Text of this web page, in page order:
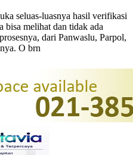
seluas-luasnya hasil verifikasi
bisa melihat dan tidak ada
dari Panwaslu, Parpol,
O brn